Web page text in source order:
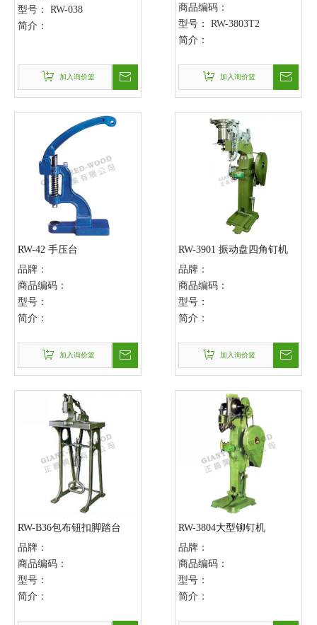
型号：
RW-038
简介：
加入询价篮
商品编码：
型号：
RW-3803T2
简介：
加入询价篮
RW-42 手压台
品牌：
商品编码：
型号：
简介：
加入询价篮
RW-3901 振动盘四角钉机
品牌：
商品编码：
型号：
简介：
加入询价篮
RW-B36包布钮扣脚踏台
品牌：
商品编码：
型号：
简介：
RW-3804大型铆钉机
品牌：
商品编码：
型号：
简介：